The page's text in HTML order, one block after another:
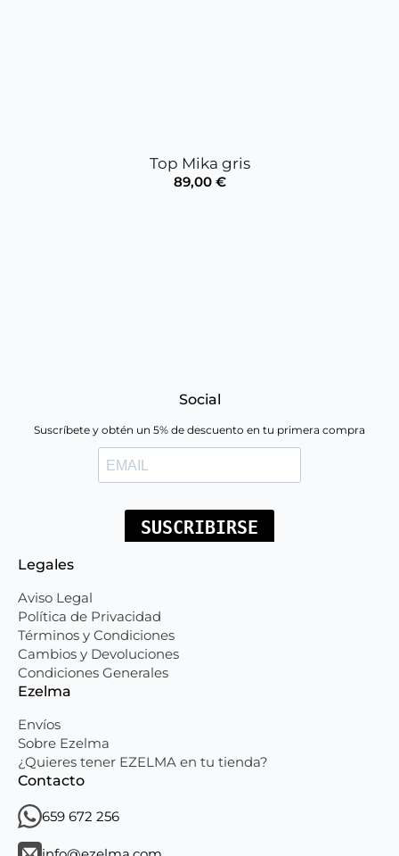
Top Mika gris
89,00 €
Social
Suscríbete y obtén un 5% de descuento en tu primera compra
Legales
Aviso Legal
Política de Privacidad
Términos y Condiciones
Cambios y Devoluciones
Condiciones Generales
Ezelma
Envíos
Sobre Ezelma
¿Quieres tener EZELMA en tu tienda?
Contacto
659 672 256